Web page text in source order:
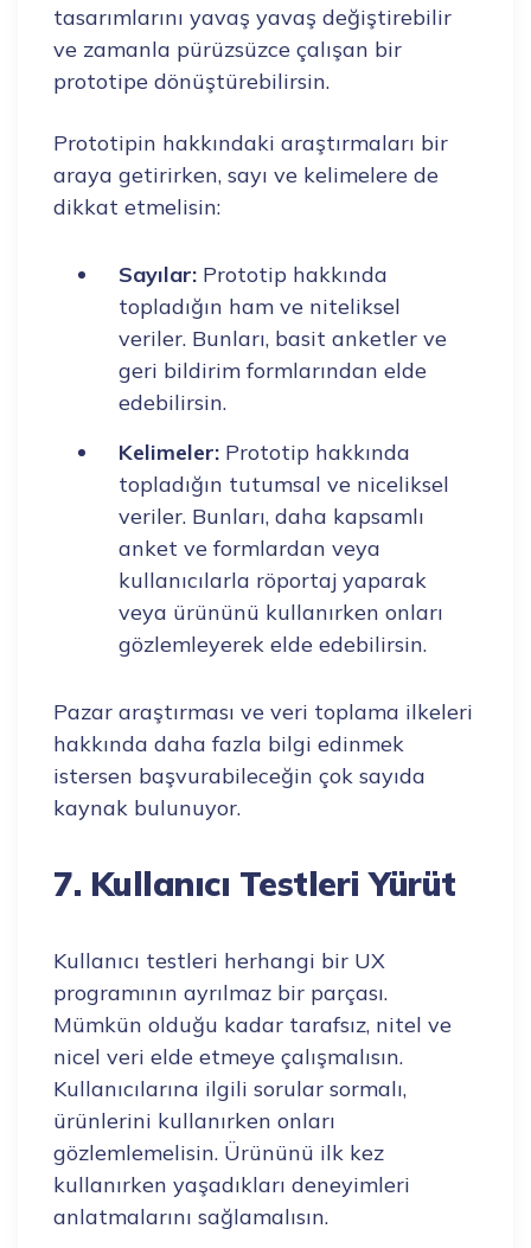
tasarımlarını yavaş yavaş değiştirebilir
ve zamanla pürüzsüzce çalışan bir
prototipe dönüştürebilirsin.
Prototipin hakkındaki araştırmaları bir
araya getirirken, sayı ve kelimelere de
dikkat etmelisin:
Sayılar: Prototip hakkında
topladığın ham ve niteliksel
veriler. Bunları, basit anketler ve
geri bildirim formlarından elde
edebilirsin.
Kelimeler: Prototip hakkında
topladığın tutumsal ve niceliksel
veriler. Bunları, daha kapsamlı
anket ve formlardan veya
kullanıcılarla röportaj yaparak
veya ürününü kullanırken onları
gözlemleyerek elde edebilirsin.
Pazar araştırması ve veri toplama ilkeleri
hakkında daha fazla bilgi edinmek
istersen başvurabileceğin çok sayıda
kaynak bulunuyor.
7. Kullanıcı Testleri Yürüt
Kullanıcı testleri herhangi bir UX
programının ayrılmaz bir parçası.
Mümkün olduğu kadar tarafsız, nitel ve
nicel veri elde etmeye çalışmalısın.
Kullanıcılarına ilgili sorular sormalı,
ürünlerini kullanırken onları
gözlemlemelisin. Ürününü ilk kez
kullanırken yaşadıkları deneyimleri
anlatmalarını sağlamalısın.